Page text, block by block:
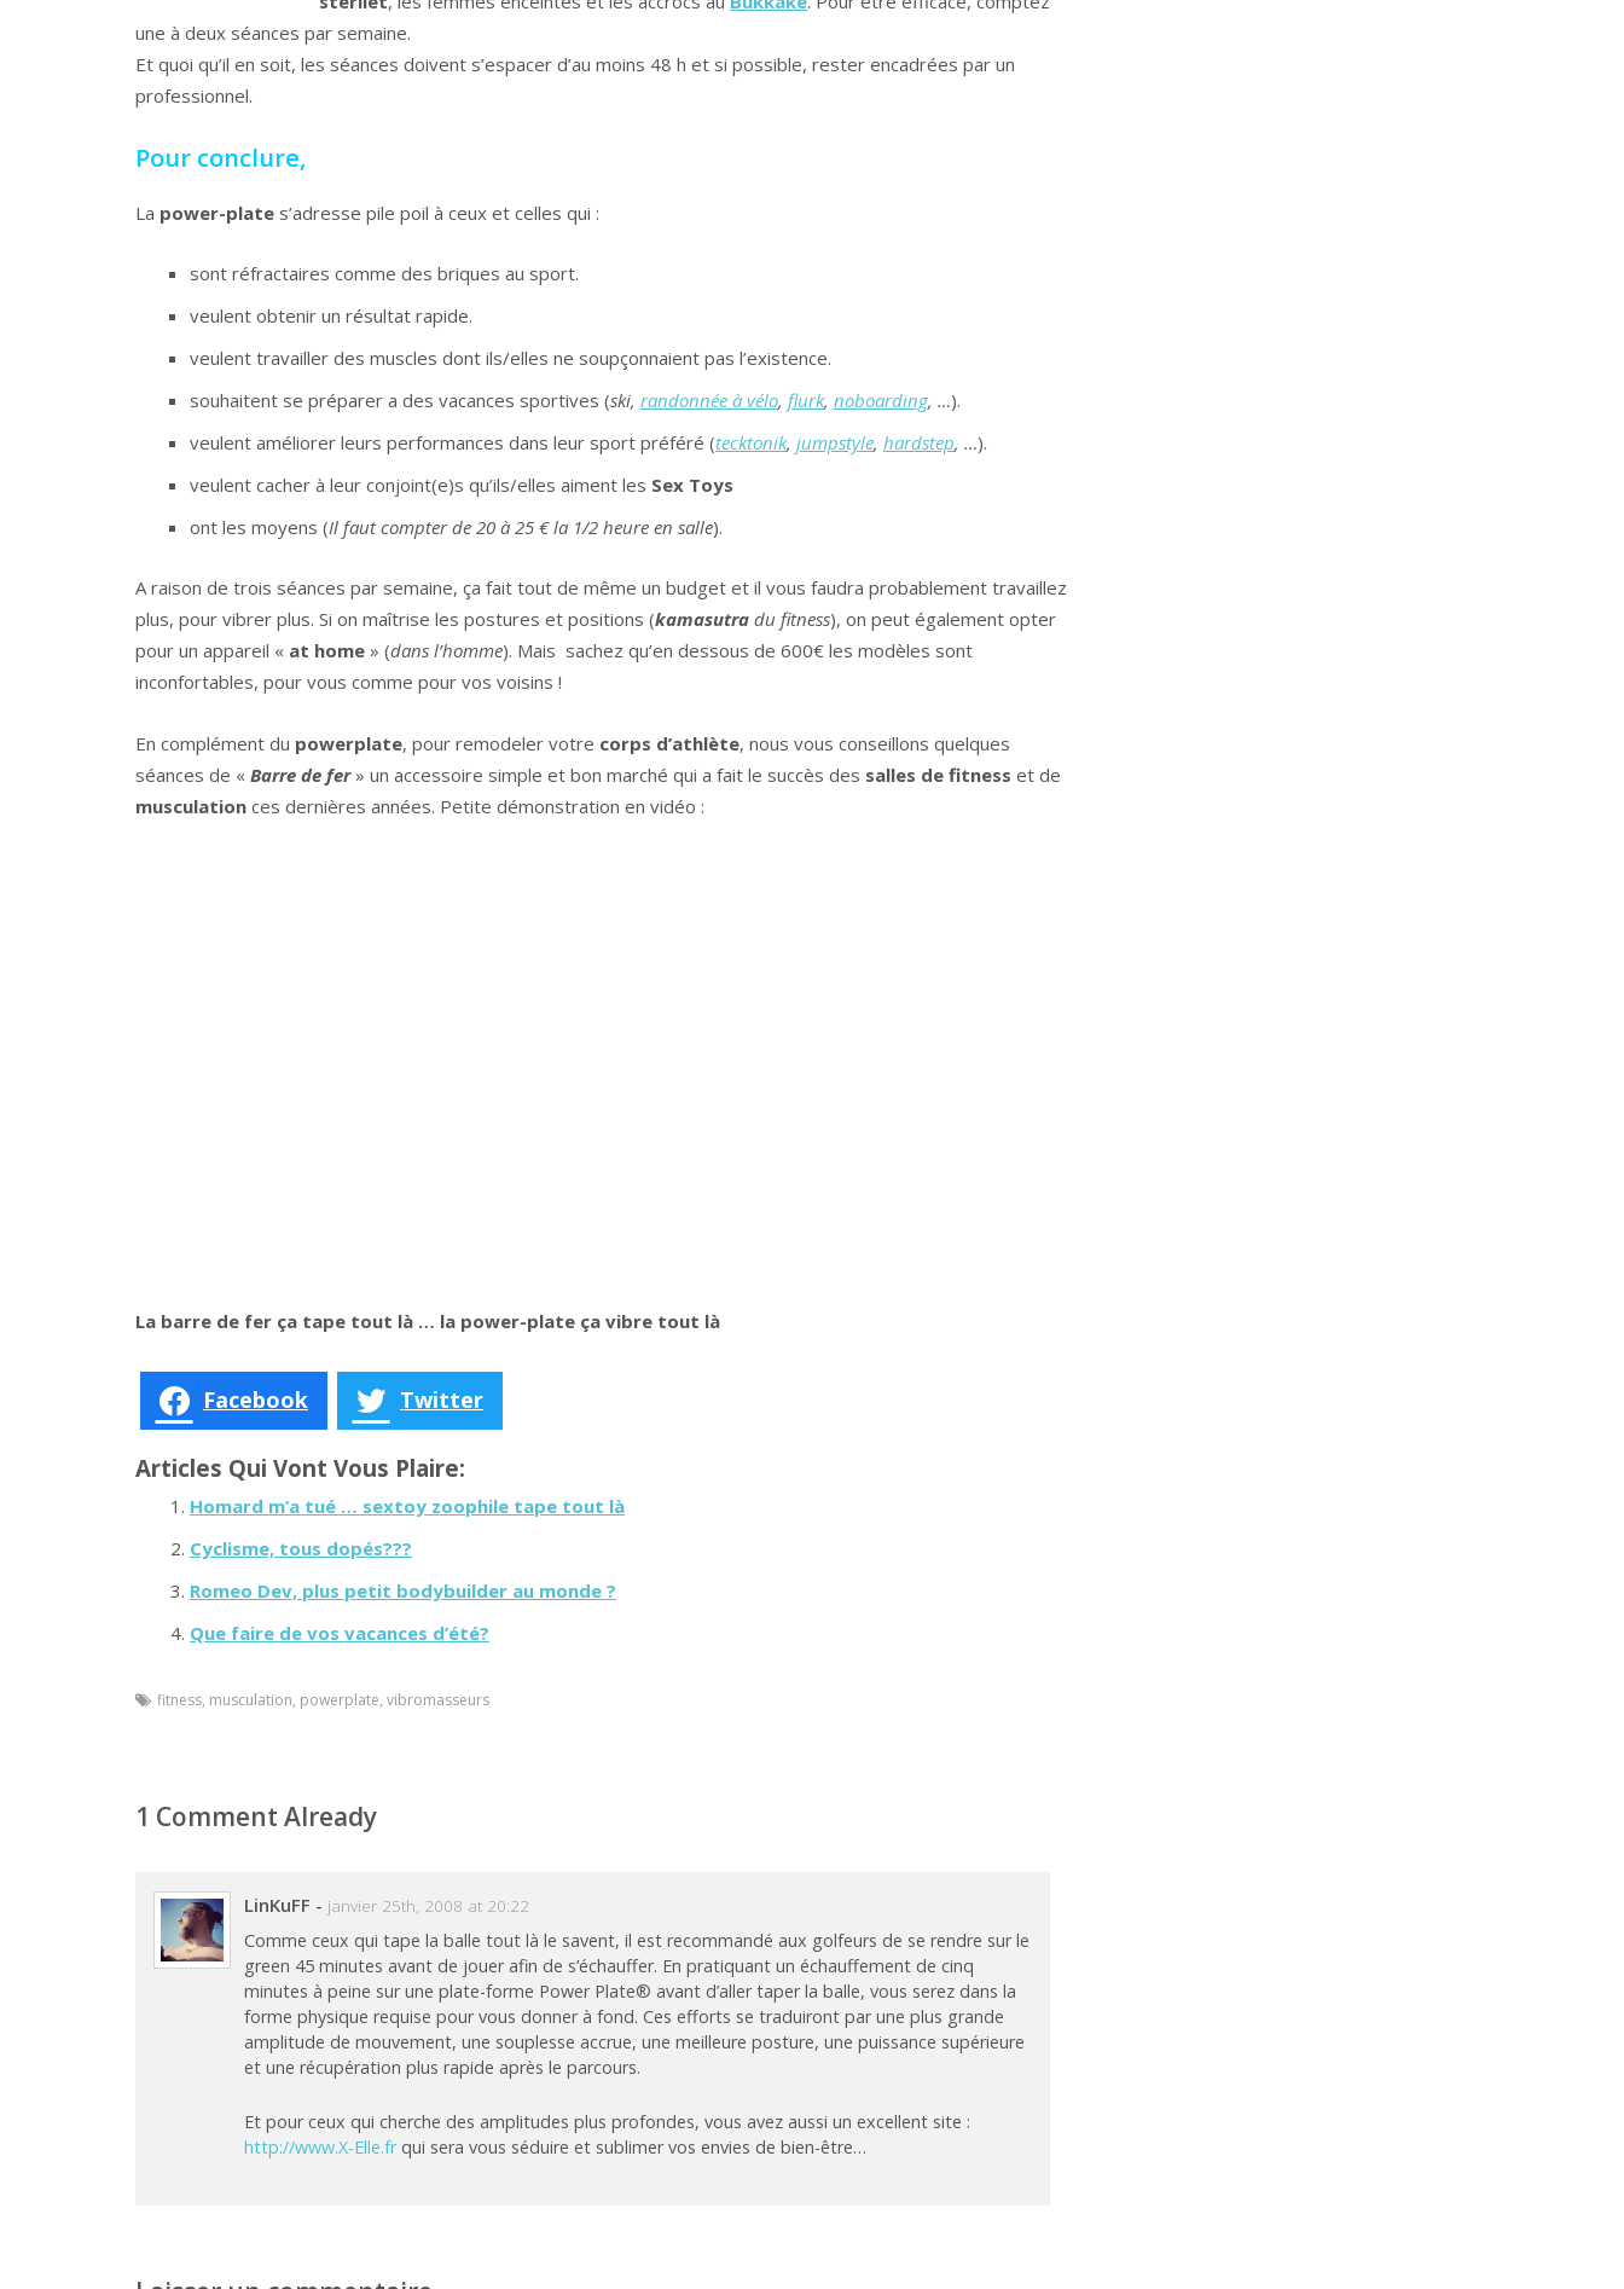
une à deux séances par semaine.
Et quoi qu’il en soit, les séances doivent s’espacer d’au moins 48 h et si possible, rester encadrées par un
professionnel.
Pour conclure,
La power-plate s’adresse pile poil à ceux et celles qui :
sont réfractaires comme des briques au sport.
veulent obtenir un résultat rapide.
veulent travailler des muscles dont ils/elles ne soupçonnaient pas l’existence.
souhaitent se préparer a des vacances sportives (ski, randonnée à vélo, flurk, noboarding, …).
veulent améliorer leurs performances dans leur sport préféré (tecktonik, jumpstyle, hardstep, …).
veulent cacher à leur conjoint(e)s qu’ils/elles aiment les Sex Toys
ont les moyens (Il faut compter de 20 à 25 € la 1/2 heure en salle).
A raison de trois séances par semaine, ça fait tout de même un budget et il vous faudra probablement travaillez
plus, pour vibrer plus. Si on maîtrise les postures et positions (kamasutra du fitness), on peut également opter
pour un appareil « at home » (dans l’homme). Mais sachez qu’en dessous de 600€ les modèles sont
inconfortables, pour vous comme pour vos voisins !
En complément du powerplate, pour remodeler votre corps d’athlète, nous vous conseillons quelques
séances de « Barre de fer» un accessoire simple et bon marché qui a fait le succès des salles de fitness et de
musculation ces dernières années. Petite démonstration en vidéo :
La barre de fer ça tape tout là … la power-plate ça vibre tout là
Facebook Twitter
Articles Qui Vont Vous Plaire:
Homard m’a tué … sextoy zoophile tape tout là
Cyclisme, tous dopés???
Romeo Dev, plus petit bodybuilder au monde ?
Que faire de vos vacances d’été?
fitness, musculation, powerplate, vibromasseurs
1 Comment Already
LinKuFF - janvier 25th, 2008 at 20:22
Comme ceux qui tape la balle tout là le savent, il est recommandé aux golfeurs de se rendre sur le
green 45 minutes avant de jouer afin de s’échauffer. En pratiquant un échauffement de cinq
minutes à peine sur une plate-forme Power Plate® avant d’aller taper la balle, vous serez dans la
forme physique requise pour vous donner à fond. Ces efforts se traduiront par une plus grande
amplitude de mouvement, une souplesse accrue, une meilleure posture, une puissance supérieure
et une récupération plus rapide après le parcours.
Et pour ceux qui cherche des amplitudes plus profondes, vous avez aussi un excellent site :
http://www.X-Elle.frqui sera vous séduire et sublimer vos envies de bien-être…